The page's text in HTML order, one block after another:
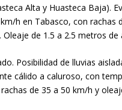
Alta y Huasteca Baja).
h en Tabasco, con
de 1.5 a 2.5 metros de
Posibilidad de lluvias
cálido a caluroso, con
de 35 a 50 km/h y